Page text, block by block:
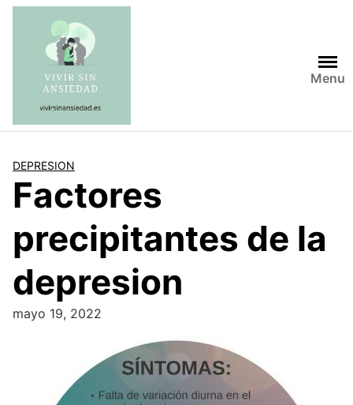
Saltar
contenido
Menu
DEPRESION
Factores
precipitantes de la
depresion
mayo 19, 2022